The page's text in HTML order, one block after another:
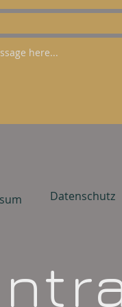
Datenschutz